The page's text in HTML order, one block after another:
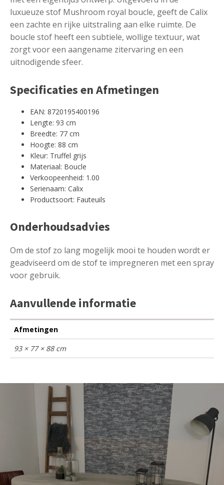
luxueuze stof Mushroom royal boucle, geeft de Calix
een zachte en rijke uitstraling aan elke ruimte. De
boucle stof heeft een subtiele, wollige textuur, wat
zorgt voor een aangename zitervaring en een
uitnodigende sfeer.
Specificaties en Afmetingen
EAN: 8720195400196
Lengte: 93 cm
Breedte: 77 cm
Hoogte: 88 cm
Kleur: Truffel grijs
Materiaal: Boucle
Verkoopeenheid: 1.00
Serienaam: Calix
Productsoort: Fauteuils
Onderhoudsadvies
Om de stof zo lang mogelijk mooi te houden wordt er
geadviseerd om de stof te impregneren met een spray
voor gebruik.
Aanvullende informatie
Afmetingen
93 × 77 × 88 cm